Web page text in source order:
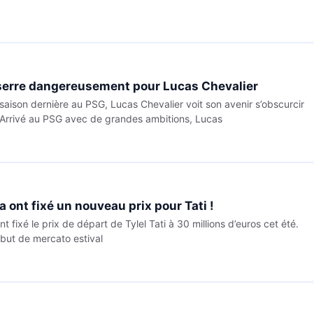
dangereusement pour Lucas Chevalier
dernière au PSG, Lucas Chevalier voit son avenir s’obscurcir
au PSG avec de grandes ambitions, Lucas
ont fixé un nouveau prix pour Tati !
fixé le prix de départ de Tylel Tati à 30 millions d’euros cet été.
de mercato estival